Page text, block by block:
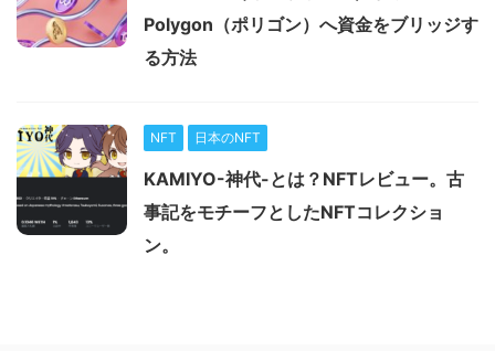
Polygon（ポリゴン）へ資金をブリッジす
る方法
NFT 日本のNFT
KAMIYO-神代-とは？NFTレビュー。古
事記をモチーフとしたNFTコレクショ
ン。